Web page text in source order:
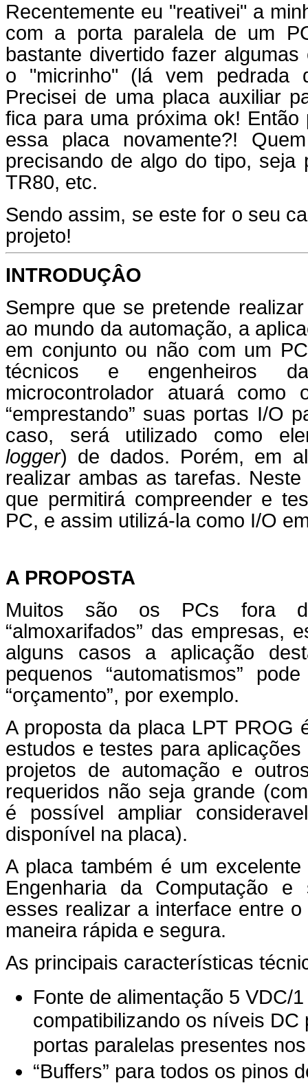
Recentemente eu "reativei" a
com a porta paralela de um
bastante divertido fazer
o "micrinho" (lá vem pedrada
Precisei de uma placa auxiliar
fica para uma próxima ok!
essa placa novamente?!
precisando de algo do tipo, seja
TR80, etc.
Sendo assim, se este for o seu
projeto!
INTRODUÇÂO
Sempre que se pretende
ao mundo da automação, a
em conjunto ou não com um
técnicos e engenheiros
microcontrolador atuará como
“emprestando” suas portas I/O
caso, será utilizado como
logger) de dados. Porém, em
realizar ambas as tarefas.
que permitirá compreender e
PC, e assim utilizá-la como I/O
A PROPOSTA
Muitos são os PCs fora
“almoxarifados” das empresas,
alguns casos a aplicação
pequenos “automatismos”
“orçamento”, por exemplo.
A proposta da placa LPT PROG
estudos e testes para
projetos de automação e
requeridos não seja grande
é possível ampliar
disponível na placa).
A placa também é um excelente
Engenharia da Computação
esses realizar a interface entre
maneira rápida e segura.
As principais características
Fonte de alimentação 5 VDC/
compatibilizando os níveis
portas paralelas presentes
“Buffers” para todos os pinos